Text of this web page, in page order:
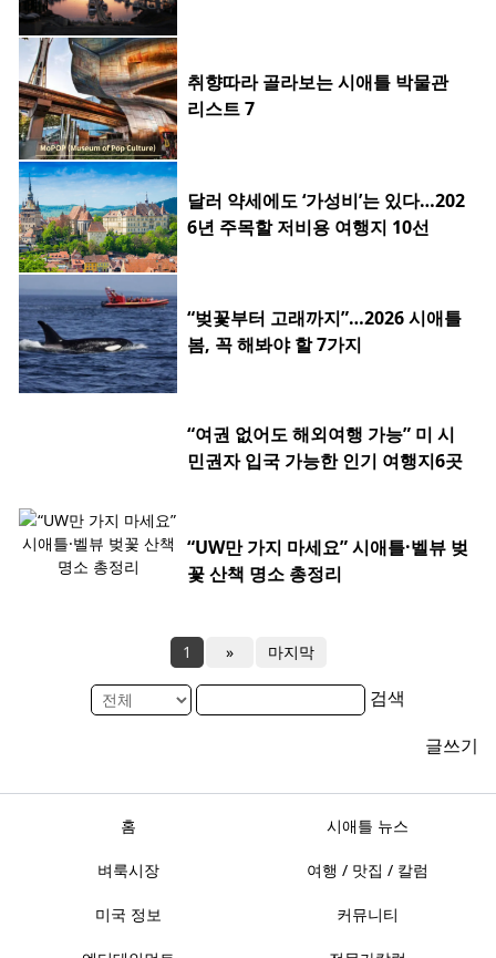
취향따라 골라보는 시애틀 박물관
리스트 7
달러 약세에도 ‘가성비’는 있다…202
6년 주목할 저비용 여행지 10선
“벚꽃부터 고래까지”…2026 시애틀
봄, 꼭 해봐야 할 7가지
“여권 없어도 해외여행 가능” 미 시
민권자 입국 가능한 인기 여행지6곳
“UW만 가지 마세요” 시애틀·벨뷰 벚
꽃 산책 명소 총정리
1 » 마지막
검색
글쓰기
홈 시애틀 뉴스
벼룩시장 여행 / 맛집 / 칼럼
미국 정보 커뮤니티